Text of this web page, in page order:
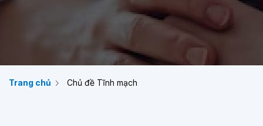
Trang chủ Chủ đề Tĩnh mạch